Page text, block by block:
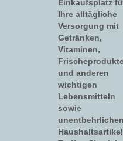
Einkaufsplatz
Ihre alltägliche
Versorgung mit
Getränken,
Vitaminen,
und anderen
wichtigen
Lebensmitteln
sowie